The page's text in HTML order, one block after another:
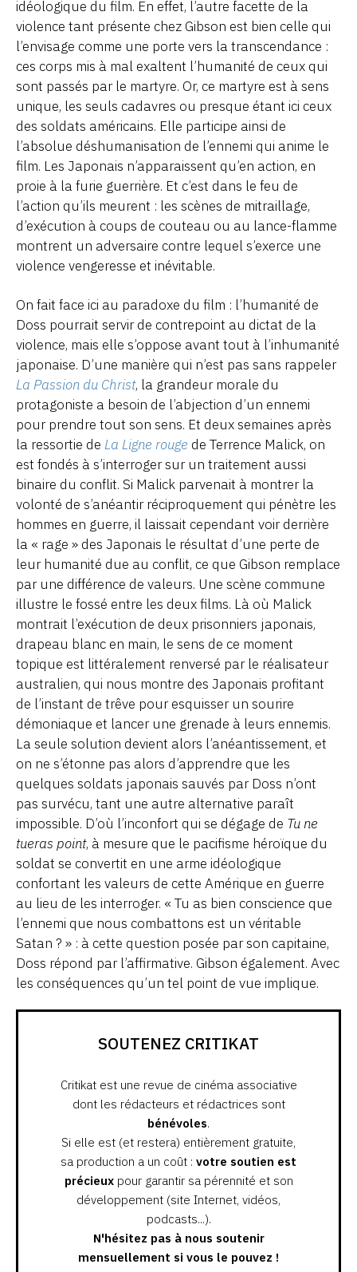
idéologique du film. En effet, l’autre facette de la
violence tant présente chez Gibson est bien celle qui
l’envisage comme une porte vers la transcendance :
ces corps mis à mal exaltent l’humanité de ceux qui
sont passés par le martyre. Or, ce martyre est à sens
unique, les seuls cadavres ou presque étant ici ceux
des soldats américains. Elle participe ainsi de
l’absolue déshumanisation de l’ennemi qui anime le
film. Les Japonais n’apparaissent qu’en action, en
proie à la furie guerrière. Et c’est dans le feu de
l’action qu’ils meurent : les scènes de mitraillage,
d’exécution à coups de couteau ou au lance-flamme
montrent un adversaire contre lequel s’exerce une
violence vengeresse et inévitable.
On fait face ici au paradoxe du film : l’humanité de
Doss pourrait servir de contrepoint au dictat de la
violence, mais elle s’oppose avant tout à l’inhumanité
japonaise. D’une manière qui n’est pas sans rappeler
La Passion du Christ, la grandeur morale du
protagoniste a besoin de l’abjection d’un ennemi
pour prendre tout son sens. Et deux semaines après
la ressortie de La Ligne rouge de Terrence Malick, on
est fondés à s’interroger sur un traitement aussi
binaire du conflit. Si Malick parvenait à montrer la
volonté de s’anéantir réciproquement qui pénètre les
hommes en guerre, il laissait cependant voir derrière
la « rage » des Japonais le résultat d’une perte de
leur humanité due au conflit, ce que Gibson remplace
par une différence de valeurs. Une scène commune
illustre le fossé entre les deux films. Là où Malick
montrait l’exécution de deux prisonniers japonais,
drapeau blanc en main, le sens de ce moment
topique est littéralement renversé par le réalisateur
australien, qui nous montre des Japonais profitant
de l’instant de trêve pour esquisser un sourire
démoniaque et lancer une grenade à leurs ennemis.
La seule solution devient alors l’anéantissement, et
on ne s’étonne pas alors d’apprendre que les
quelques soldats japonais sauvés par Doss n’ont
pas survécu, tant une autre alternative paraît
impossible. D’où l’inconfort qui se dégage de Tu ne
tueras point, à mesure que le pacifisme héroïque du
soldat se convertit en une arme idéologique
confortant les valeurs de cette Amérique en guerre
au lieu de les interroger. « Tu as bien conscience que
l’ennemi que nous combattons est un véritable
Satan ? » : à cette question posée par son capitaine,
Doss répond par l’affirmative. Gibson également. Avec
les conséquences qu’un tel point de vue implique.
SOUTENEZ CRITIKAT
Critikat est une revue de cinéma associative
dont les rédacteurs et rédactrices sont
bénévoles.
Si elle est (et restera) entièrement gratuite,
sa production a un coût : votre soutien est
précieuxpour garantir sa pérennité et son
développement (site Internet, vidéos,
podcasts...).
N'hésitez pas à nous soutenir
mensuellement si vous le pouvez !